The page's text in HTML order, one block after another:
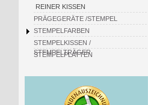
REINER KISSEN
PRÄGEGERÄTE /STEMPEL
STEMPELFARBEN
STEMPELKISSEN /
STEMPELTRÄGER
STEMPELPLATTEN